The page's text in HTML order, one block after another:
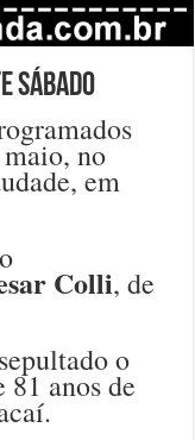
sábado
maio, no
em
Colli, de
o
81 anos de